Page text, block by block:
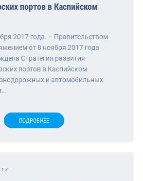
портов в Каспийском
2017 года. – Правительством
от 8 ноября 2017 года
Стратегия развития
портов в Каспийском
и автомобильных
ПОДРОБНЕЕ